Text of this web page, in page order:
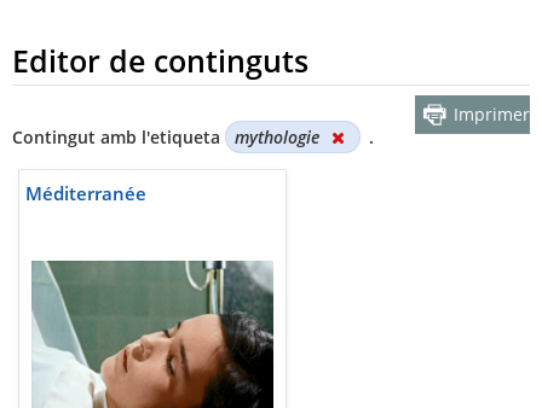
Editor de continguts
Contingut amb l'etiqueta mythologie .
Imprimer
Méditerranée